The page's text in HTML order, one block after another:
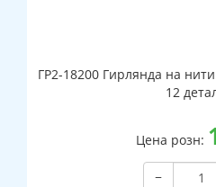
ГР2-18200 Гирлянда на
12
Цена розн:
−